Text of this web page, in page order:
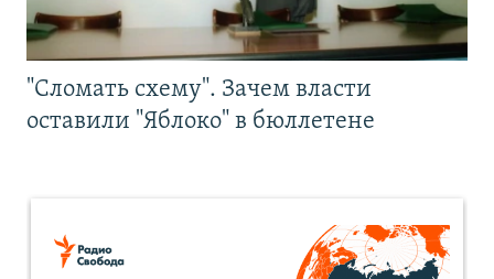
"Сломать схему". Зачем власти
оставили "Яблоко" в бюллетене